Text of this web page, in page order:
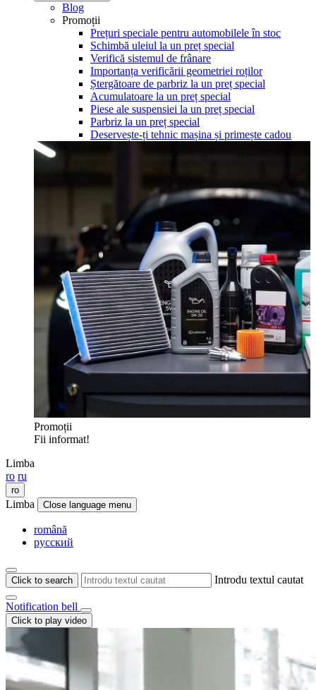
Blog
Promoții
Prețuri speciale pentru automobilele în stoc
Schimbă uleiul la un preț special
Verifică sistemul de frânare
Importanța verificării geometriei roților
Ștergătoare de parbriz la un preț special
Acumulatoare la un preț special
Piese ale suspensiei la un preț special
Parbriz la un preț special
Deservește-ți tehnic mașina și primește cadou
Promoții
Fii informat!
Limba
ro ru
ro
Limba Close language menu
română
русский
Click to search Introdu textul cautat
Notification bell
Click to play video